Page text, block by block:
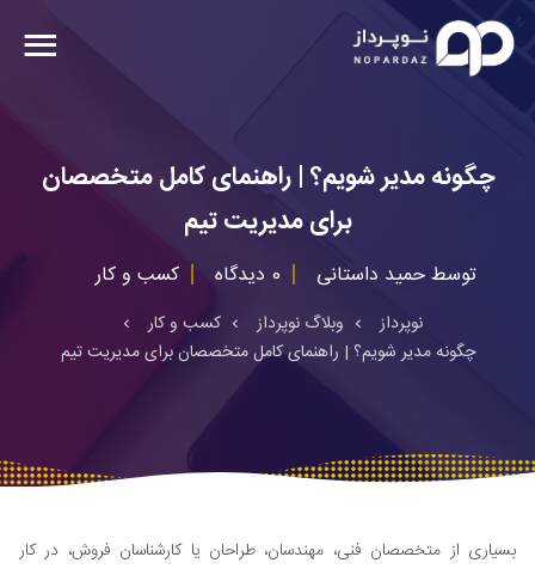
چگونه مدیر شویم؟ | راهنمای کامل متخصصان
برای مدیریت تیم
توسطحمید داستانی 0 دیدگاه کسب و کار
نوپرداز وبلاگ نوپرداز
کسب و کار
چگونه مدیر شویم؟ | راهنمای کامل متخصصان برای مدیریت تیم
بسیاری از متخصصان فنی، مهندسان، طراحان یا کارشناسان فروش، در کار